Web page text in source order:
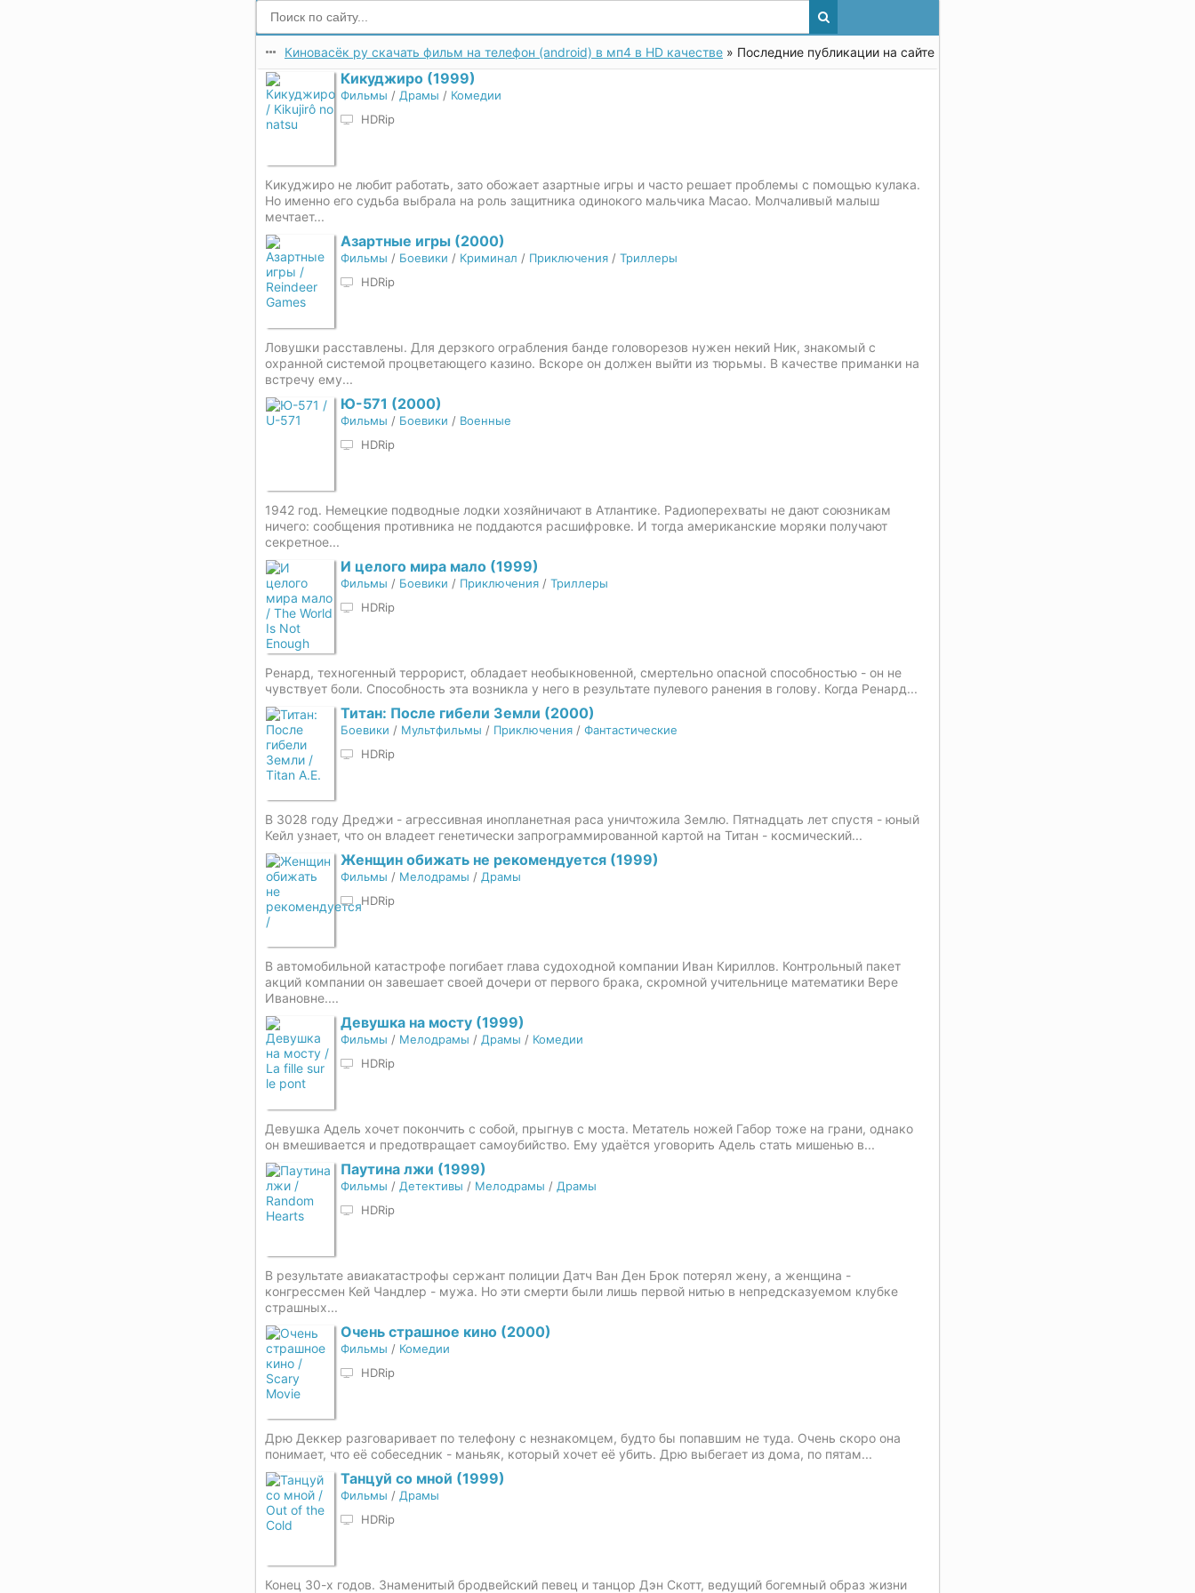
Киновасёк ру скачать фильм на телефон (android) в мп4 в HD качестве » Последние публикации на сайте » Страница 842
Кикуджиро (1999)
Фильмы / Драмы / Комедии
HDRip
Кикуджиро не любит работать, зато обожает азартные игры и часто решает проблемы с помощью кулака.
Но именно его судьба выбрала на роль защитника одинокого мальчика Масао. Молчаливый малыш
мечтает...
Азартные игры (2000)
Фильмы / Боевики / Криминал / Приключения / Триллеры
HDRip
Ловушки расставлены. Для дерзкого ограбления банде головорезов нужен некий Ник, знакомый с
охранной системой процветающего казино. Вскоре он должен выйти из тюрьмы. В качестве приманки на
встречу ему...
Ю-571 (2000)
Фильмы / Боевики / Военные
HDRip
1942 год. Немецкие подводные лодки хозяйничают в Атлантике. Радиоперехваты не дают союзникам
ничего: сообщения противника не поддаются расшифровке. И тогда американские моряки получают
секретное...
И целого мира мало (1999)
Фильмы / Боевики / Приключения / Триллеры
HDRip
Ренард, техногенный террорист, обладает необыкновенной, смертельно опасной способностью - он не
чувствует боли. Способность эта возникла у него в результате пулевого ранения в голову. Когда Ренард...
Титан: После гибели Земли (2000)
Боевики / Мультфильмы / Приключения / Фантастические
HDRip
В 3028 году Дреджи - агрессивная инопланетная раса уничтожила Землю. Пятнадцать лет спустя - юный
Кейл узнает, что он владеет генетически запрограммированной картой на Титан - космический...
Женщин обижать не рекомендуется (1999)
Фильмы / Мелодрамы / Драмы
HDRip
В автомобильной катастрофе погибает глава судоходной компании Иван Кириллов. Контрольный пакет
акций компании он завешает своей дочери от первого брака, скромной учительнице математики Вере
Ивановне....
Девушка на мосту (1999)
Фильмы / Мелодрамы / Драмы / Комедии
HDRip
Девушка Адель хочет покончить с собой, прыгнув с моста. Метатель ножей Габор тоже на грани, однако
он вмешивается и предотвращает самоубийство. Ему удаётся уговорить Адель стать мишенью в...
Паутина лжи (1999)
Фильмы / Детективы / Мелодрамы / Драмы
HDRip
В результате авиакатастрофы сержант полиции Датч Ван Ден Брок потерял жену, а женщина -
конгрессмен Кей Чандлер - мужа. Но эти смерти были лишь первой нитью в непредсказуемом клубке
страшных...
Очень страшное кино (2000)
Фильмы / Комедии
HDRip
Дрю Деккер разговаривает по телефону с незнакомцем, будто бы попавшим не туда. Очень скоро она
понимает, что её собеседник - маньяк, который хочет её убить. Дрю выбегает из дома, по пятам...
Танцуй со мной (1999)
Фильмы / Драмы
HDRip
Конец 30-х годов. Знаменитый бродвейский певец и танцор Дэн Скотт, ведущий богемный образ жизни